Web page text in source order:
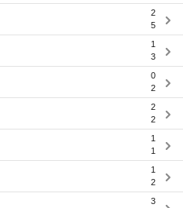
2
5
1
3
0
2
2
2
1
1
1
2
3